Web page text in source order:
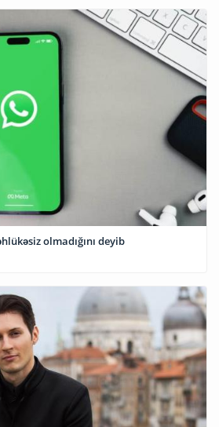
olmadığını deyib